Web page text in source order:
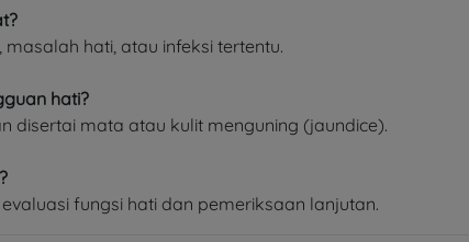
hati, atau infeksi tertentu.
hati?
disertai mata atau kulit menguning (jaundice).
fungsi hati dan pemeriksaan lanjutan.